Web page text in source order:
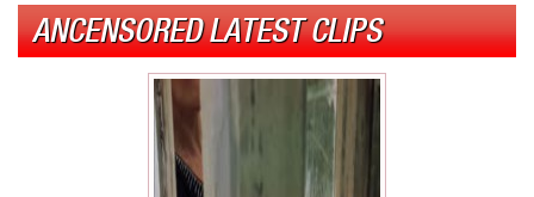
ANCENSORED LATEST CLIPS